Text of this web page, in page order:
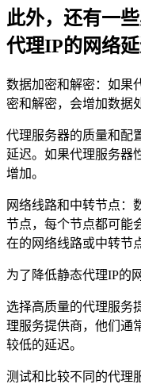
此外，还有一
代理IP的网络延
数据加密和解密：如果
密和解密，会增加数据
代理服务器的质量和配
延迟。如果代理服务器
增加。
网络线路和中转节点：
节点，每个节点都可能
在的网络线路或中转节
为了降低静态代理IP的
选择高质量的代理服务
理服务提供商，他们通
较低的延迟。
测试和比较不同的代理